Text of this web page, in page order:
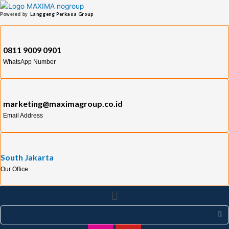
Skip
to
content
Powered by Langgeng Perkasa Group
0811 9009 0901
WhatsApp Number
marketing@maximagroup.co.id
Email Address
South Jakarta
Our Office
Menu
Post
pagination